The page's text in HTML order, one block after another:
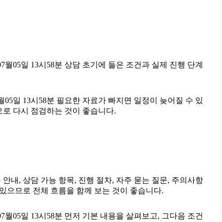
05일 13시58분 상담 초기에 들은 조건과 실제 진행 단계
일 13시58분 필요한 자료가 빠지면 일정이 늦어질 수 있
다시 점검하는 것이 좋습니다.
내, 상담 가능 항목, 진행 절차, 자주 묻는 질문, 주의사항
으므로 전체 흐름을 함께 보는 것이 좋습니다.
05일 13시58분 먼저 기본 내용을 살펴보고, 그다음 조건